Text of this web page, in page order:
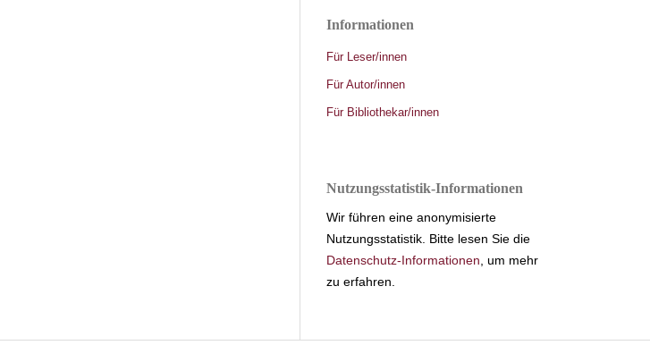
Informationen
Für Leser/innen
Für Autor/innen
Für Bibliothekar/innen
Nutzungsstatistik-Informationen
Wir führen eine anonymisierte
Nutzungsstatistik. Bitte lesen Sie die
Datenschutz-Informationen , um mehr
zu erfahren.